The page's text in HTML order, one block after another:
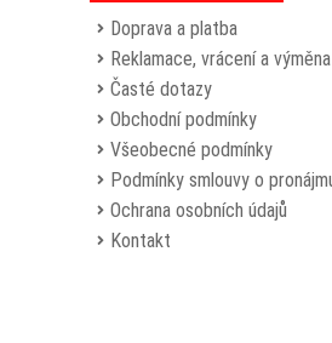
Doprava a platba
Reklamace, vrácení a výměna
Časté dotazy
Obchodní podmínky
Všeobecné podmínky
Podmínky smlouvy o
Ochrana osobních údajů
Kontakt